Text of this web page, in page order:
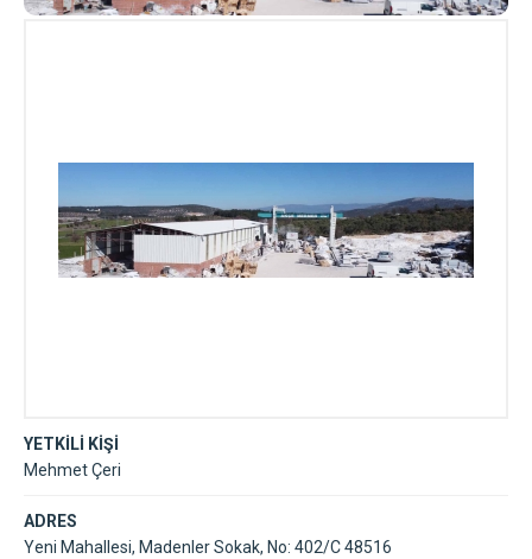
YETKİLİ KİŞİ
Mehmet Çeri
ADRES
Yeni Mahallesi, Madenler Sokak, No: 402/C 48516